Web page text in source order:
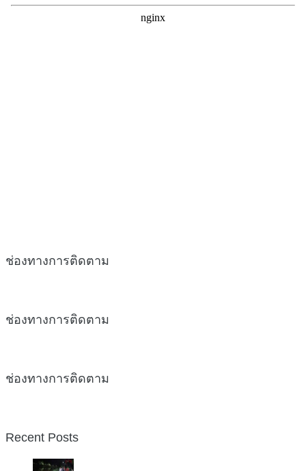
ช่องทางการติดตาม
ช่องทางการติดตาม
ช่องทางการติดตาม
Recent Posts